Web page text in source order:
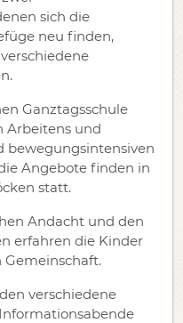
sich die
neu finden,
Ganztagsschule
Arbeitens und
bewegungsintensiven
Angebote finden in
statt.
Andacht und den
erfahren die Kinder
Gemeinschaft.
verschiedene